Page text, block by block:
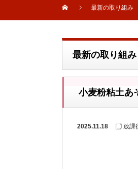
最新の取り組み
最新の取り組み
小麦粉粘土あ
2025.11.18 放課